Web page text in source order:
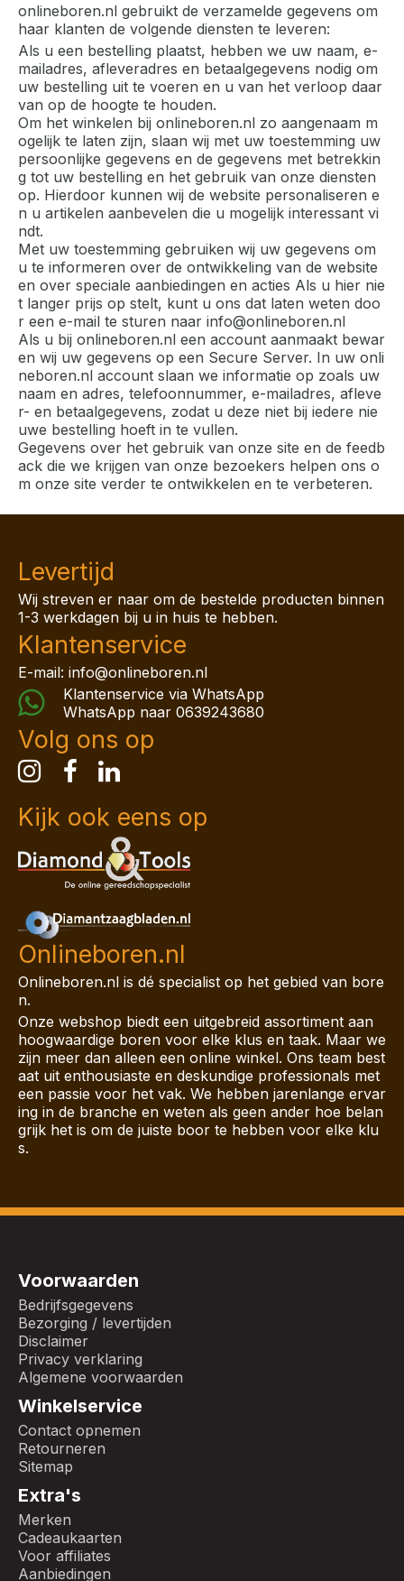
onlineboren.nl gebruikt de verzamelde gegevens om
haar klanten de volgende diensten te leveren:
Als u een bestelling plaatst, hebben we uw naam, e-
mailadres, afleveradres en betaalgegevens nodig om
uw bestelling uit te voeren en u van het verloop daar
van op de hoogte te houden.
Om het winkelen bij onlineboren.nl zo aangenaam m
ogelijk te laten zijn, slaan wij met uw toestemming uw
persoonlijke gegevens en de gegevens met betrekkin
g tot uw bestelling en het gebruik van onze diensten
op. Hierdoor kunnen wij de website personaliseren e
n u artikelen aanbevelen die u mogelijk interessant vi
ndt.
Met uw toestemming gebruiken wij uw gegevens om
u te informeren over de ontwikkeling van de website
en over speciale aanbiedingen en acties Als u hier nie
t langer prijs op stelt, kunt u ons dat laten weten doo
r een e-mail te sturen naar info@onlineboren.nl
Als u bij onlineboren.nl een account aanmaakt bewar
en wij uw gegevens op een Secure Server. In uw onli
neboren.nl account slaan we informatie op zoals uw
naam en adres, telefoonnummer, e-mailadres, afleve
r- en betaalgegevens, zodat u deze niet bij iedere nie
uwe bestelling hoeft in te vullen.
Gegevens over het gebruik van onze site en de feedb
ack die we krijgen van onze bezoekers helpen ons o
m onze site verder te ontwikkelen en te verbeteren.
Levertijd
Wij streven er naar om de bestelde producten binnen
1-3 werkdagen bij u in huis te hebben.
Klantenservice
E-mail: info@onlineboren.nl
Klantenservice via WhatsApp
WhatsApp naar 0639243680
Volg ons op
Kijk ook eens op
Onlineboren.nl
Onlineboren.nl is dé specialist op het gebied van bore
n.
Onze webshop biedt een uitgebreid assortiment aan
hoogwaardige boren voor elke klus en taak. Maar we
zijn meer dan alleen een online winkel. Ons team best
aat uit enthousiaste en deskundige professionals met
een passie voor het vak. We hebben jarenlange ervar
ing in de branche en weten als geen ander hoe belan
grijk het is om de juiste boor te hebben voor elke klu
s.
Voorwaarden
Bedrijfsgegevens
Bezorging / levertijden
Disclaimer
Privacy verklaring
Algemene voorwaarden
Winkelservice
Contact opnemen
Retourneren
Sitemap
Extra's
Merken
Cadeaukaarten
Voor affiliates
Aanbiedingen